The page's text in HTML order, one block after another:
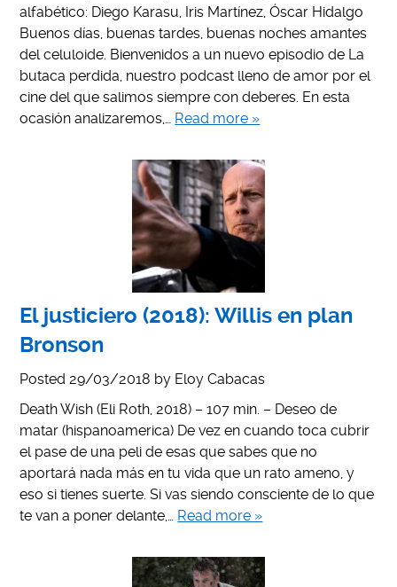
alfabético: Diego Karasu, Iris Martínez, Óscar Hidalgo
Buenos días, buenas tardes, buenas noches amantes
del celuloide. Bienvenidos a un nuevo episodio de La
butaca perdida, nuestro podcast lleno de amor por el
cine del que salimos siempre con deberes. En esta
ocasión analizaremos,… Read more »
El justiciero (2018): Willis en plan
Bronson
Posted 29/03/2018 by Eloy Cabacas
Death Wish (Eli Roth, 2018) – 107 min. – Deseo de
matar (hispanoamerica) De vez en cuando toca cubrir
el pase de una peli de esas que sabes que no
aportará nada más en tu vida que un rato ameno, y
eso si tienes suerte. Si vas siendo consciente de lo que
te van a poner delante,… Read more »